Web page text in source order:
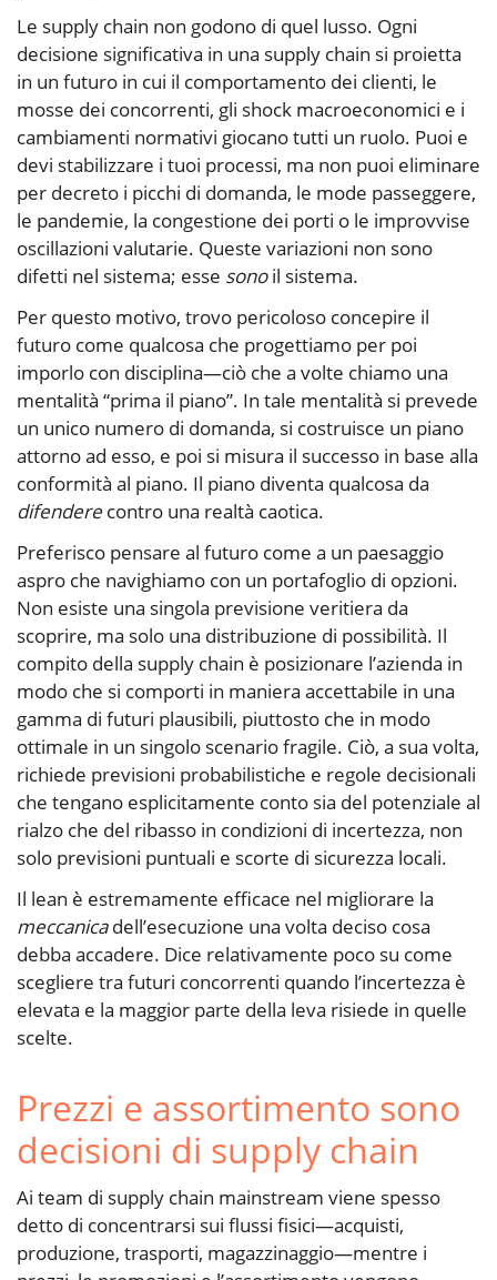
Le supply chain non godono di quel lusso. Ogni
decisione significativa in una supply chain si proietta
in un futuro in cui il comportamento dei clienti, le
mosse dei concorrenti, gli shock macroeconomici e i
cambiamenti normativi giocano tutti un ruolo. Puoi e
devi stabilizzare i tuoi processi, ma non puoi eliminare
per decreto i picchi di domanda, le mode passeggere,
le pandemie, la congestione dei porti o le improvvise
oscillazioni valutarie. Queste variazioni non sono
difetti nel sistema; esse sonoil sistema.
Per questo motivo, trovo pericoloso concepire il
futuro come qualcosa che progettiamo per poi
imporlo con disciplina—ciò che a volte chiamo una
mentalità “prima il piano”. In tale mentalità si prevede
un unico numero di domanda, si costruisce un piano
attorno ad esso, e poi si misura il successo in base alla
conformità al piano. Il piano diventa qualcosa da
difenderecontro una realtà caotica.
Preferisco pensare al futuro come a un paesaggio
aspro che navighiamo con un portafoglio di opzioni.
Non esiste una singola previsione veritiera da
scoprire, ma solo una distribuzione di possibilità. Il
compito della supply chain è posizionare l’azienda in
modo che si comporti in maniera accettabile in una
gamma di futuri plausibili, piuttosto che in modo
ottimale in un singolo scenario fragile. Ciò, a sua volta,
richiede previsioni probabilistiche e regole decisionali
che tengano esplicitamente conto sia del potenziale al
rialzo che del ribasso in condizioni di incertezza, non
solo previsioni puntuali e scorte di sicurezza locali.
Il lean è estremamente efficace nel migliorare la
meccanicadell’esecuzione una volta deciso cosa
debba accadere. Dice relativamente poco su come
scegliere tra futuri concorrenti quando l’incertezza è
elevata e la maggior parte della leva risiede in quelle
scelte.
Prezzi e assortimento sono
decisioni di supply chain
Ai team di supply chain mainstream viene spesso
detto di concentrarsi sui flussi fisici—acquisti,
produzione, trasporti, magazzinaggio—mentre i